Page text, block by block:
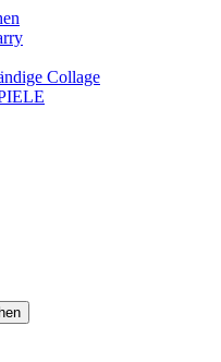
Collage